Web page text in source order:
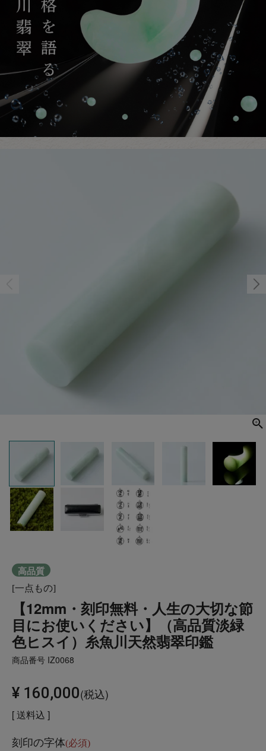
高品質
[一点もの]
【12mm・刻印無料・人生の大切な節
目にお使いください】（高品質淡緑
色ヒスイ）糸魚川天然翡翠印鑑
商品番号 IZ0068
¥ 160,000 税込
送料込
刻印の字体(必須)